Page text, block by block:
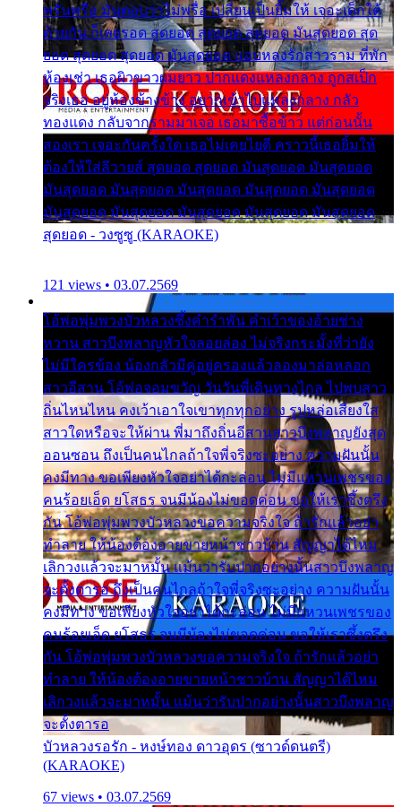
พรั่นพรือ มันตอบว่าไม่พรื่อ เปลี่ยนเป็นยิ้มให้ เจอะเด็กใต้
ด้วยกัน ก็เลยรอด สุดยอด สุดยอด สุดยอด มันสุดยอด สุด
ยอด สุดยอด สุดยอด มันสุดยอด แอบหลงรักสาวราม ที่พัก
ห้องเช่า เธอผิวขาวผมยาว ปากแดงแหลงกลาง ถูกสเป็ก
จริงเธอ อยู่ห้องข้างข้าง อยากเข้าไปแหลงกลาง กลัว
ทองแดง กลับจากรามมาเจอ เธอมาซื้อข้าว แต่ก่อนนั้น
สองเรา เจอะกันครั้งใด เธอไม่เคยไยดี คราวนี้เธอยิ้มให้
ต้องให้ใส่ลีวายส์ สุดยอด สุดยอด มันสุดยอด มันสุดยอด
มันสุดยอด มันสุดยอด มันสุดยอด มันสุดยอด มันสุดยอด
มันสุดยอด มันสุดยอด มันสุดยอด มันสุดยอด มันสุดยอด
สุดยอด - วงซูซู (KARAOKE)
121 views • 03.07.2569
โอ้พ่อพุ่มพวงบัวหลวงซึ้งคำรำพัน คำเว้าของอ้ายช่าง
หวาน สาวบึงพลาญหัวใจลอยล่อง ไม่จริงกระมั้งที่ว่ายัง
ไม่มีใครข้อง น้องกลัวมีคู่อยู่ครองแล้วลองมาล่อหลอก
สาวอีสาน โอ้พ่อจอมขวัญ วันวันพี่เดินทางไกล ไปพบสาว
ถิ่นไหนไหน คงเว้าเอาใจเขาทุกทุกอย่าง รูปหล่อเสียงใส
สาวใดหรือจะให้ผ่าน พี่มาถึงถิ่นอีสานสาวบึงพลาญยังสุด
ออนซอน ถึงเป็นคนไกลถ้าใจพี่จริงซะอย่าง ความฝันนั้น
คงมีทาง ขอเพียงหัวใจอย่าได้กะล่อน ไม่มีแหวนเพชรของ
คนร้อยเอ็ด ยโสธร จนมีน้องไม่ขอดค่อน ขอให้เราซึ้งตรึง
กัน โอ้พ่อพุ่มพวงบัวหลวงขอความจริงใจ ถ้ารักแล้วอย่า
ทำลาย ให้น้องต้องอายขายหน้าชาวบ้าน สัญญาได้ไหม
เลิกวงแล้วจะมาหมั้น แม้นว่ารับปากอย่างนั้นสาวบึงพลาญ
จะตั้งตารอ ถึงเป็นคนไกลถ้าใจพี่จริงซะอย่าง ความฝันนั้น
คงมีทาง ขอเพียงหัวใจอย่าได้กะล่อน ไม่มีแหวนเพชรของ
คนร้อยเอ็ด ยโสธร จนมีน้องไม่ขอดค่อน ขอให้เราซึ้งตรึง
กัน โอ้พ่อพุ่มพวงบัวหลวงขอความจริงใจ ถ้ารักแล้วอย่า
ทำลาย ให้น้องต้องอายขายหน้าชาวบ้าน สัญญาได้ไหม
เลิกวงแล้วจะมาหมั้น แม้นว่ารับปากอย่างนั้นสาวบึงพลาญ
จะตั้งตารอ
บัวหลวงรอรัก - หงษ์ทอง ดาวอุดร (ซาวด์ดนตรี)
(KARAOKE)
67 views • 03.07.2569